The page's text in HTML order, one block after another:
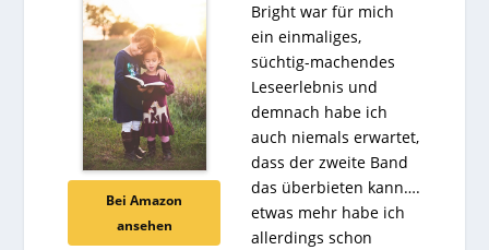
Bei Amazon
ansehen
Bright war für mich
ein einmaliges,
süchtig-machendes
Leseerlebnis und
demnach habe ich
auch niemals erwartet,
dass der zweite Band
das überbieten kann….
etwas mehr habe ich
allerdings schon